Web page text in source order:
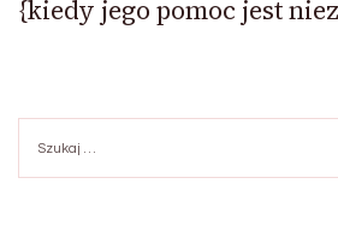
{kiedy jego pomoc jest